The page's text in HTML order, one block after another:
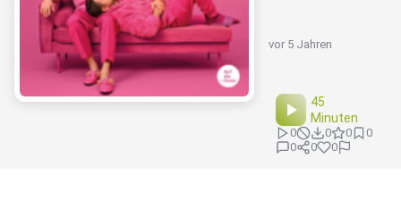
vor 5 Jahren
45
Minuten
0 0 0
0
0
0 0